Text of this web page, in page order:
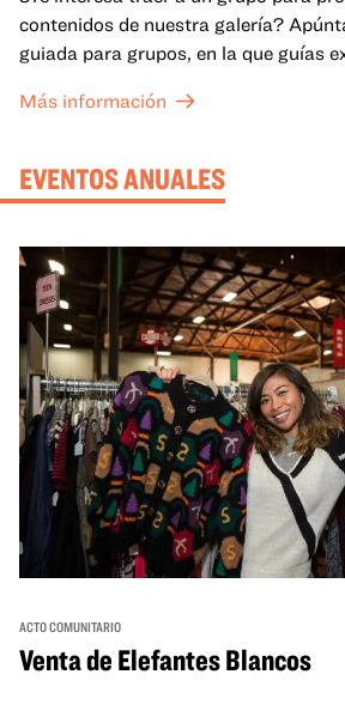
contenidos de nuestra galería?
guiada para grupos, en la que guías
mejor lo que se expone en las galerías
Más información
EVENTOS ANUALES
ACTO COMUNITARIO
Venta de Elefantes Blancos